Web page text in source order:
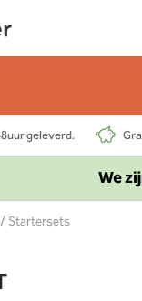
geleverd.
We
/Startersets